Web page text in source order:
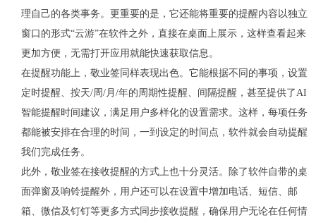
理自己的各类事务。更重要的是，它还能将重要的提醒内容以独立
窗口的形式“云游”在软件之外，直接在桌面上展示，这样查看起来
更加方便，无需打开应用就能快速获取信息。
在提醒功能上，敬业签同样表现出色。它能根据不同的事项，设置
定时提醒、按天/周/月/年的周期性提醒、间隔提醒，甚至提供了AI
智能提醒时间建议，满足用户多样化的设置需求。这样，每项任务
都能被安排在合理的时间，一到设定的时间点，软件就会自动提醒
我们完成任务。
此外，敬业签在接收提醒的方式上也十分灵活。除了软件自带的桌
面弹窗及响铃提醒外，用户还可以在设置中增加电话、短信、邮
箱、微信及钉钉等更多方式同步接收提醒，确保用户无论在任何情